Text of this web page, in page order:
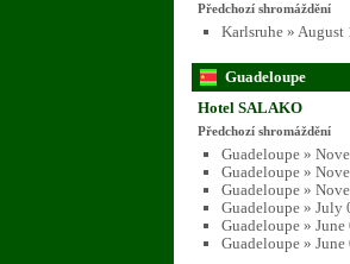
Předchozí shromáždění
Karlsruhe »
Guadeloupe
Hotel SALAKO
Předchozí shromáždění
Guadeloupe »
Guadeloupe »
Guadeloupe »
Guadeloupe » July
Guadeloupe »
Guadeloupe »